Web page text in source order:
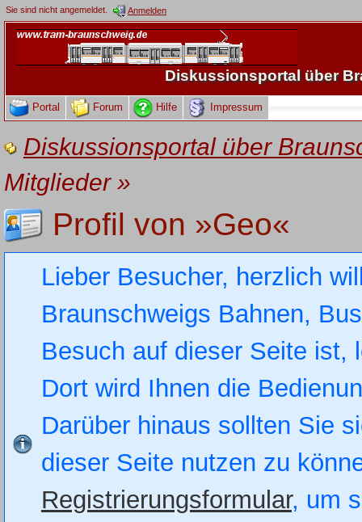
Sie sind nicht angemeldet. Anmelden
Diskussionsportal über
Portal Forum Hilfe Impressum
Diskussionsportal über
Mitglieder»
Profil von »Geo«
Lieber Besucher, herzlich
Braunschweigs Bahnen,
Besuch auf dieser Seite
Dort wird Ihnen die
Darüber hinaus sollten Sie
dieser Seite nutzen zu
Registrierungsformular, um